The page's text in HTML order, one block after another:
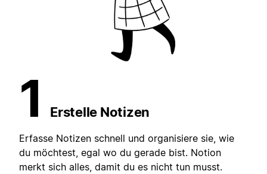
1 Erstelle Notizen
Erfasse Notizen schnell und organisiere sie, wie
du möchtest, egal wo du gerade bist. Notion
merkt sich alles, damit du es nicht tun musst.